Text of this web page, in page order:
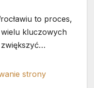
to proces,
kluczowych
strony